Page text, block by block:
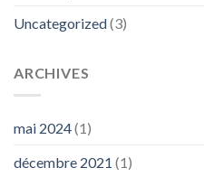
Uncategorized(3)
ARCHIVES
mai 2024(1)
décembre 2021 (1)